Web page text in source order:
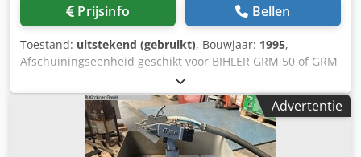
Prijsinfo Bellen
Toestand: uitstekend (gebruikt), Bouwjaar: 1995,
Afschuiningseenheid geschikt voor BIHLER GRM 50 of GRM
80 Chjdpfx Aqei Tza Ueqea Draaddiktebereik: 2,5 - 5,5 mm
Advertentie